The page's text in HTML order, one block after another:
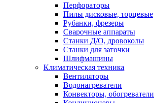
Перфораторы
Пилы дисковые, торцевые
Рубанки, фрезеры
Сварочные аппараты
Станки Д/О, дровоколы
Станки для заточки
Шлифмашины
Климатическая техника
Вентиляторы
Водонагреватели
Конвекторы, обогреватели